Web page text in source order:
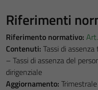
Riferimenti
Riferimento normativo:
Contenuti: Tassi di
– Tassi di assenza del
dirigenziale
Aggiornamento: